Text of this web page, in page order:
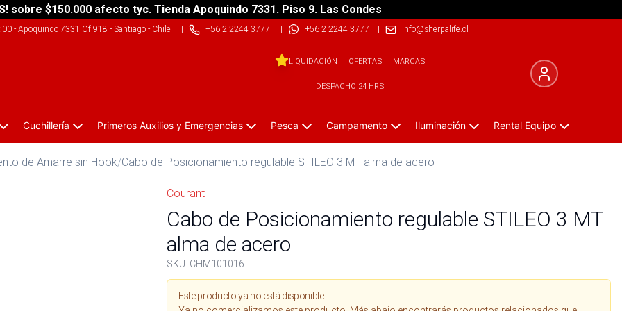
sobre $150.000 afecto tyc. Tienda Apoquindo 7331. Piso 9. Las Condes
- Apoquindo 7331 Of 918 - Santiago - Chile| +56 2 2244 3777 | +56 2 2244 3777 | info@sherpalife.cl
LIQUIDACIÓN OFERTAS MARCAS
DESPACHO 24 HRS
Cuchillería Primeros Auxilios y Emergencias Pesca Campamento Iluminación Rental Equipo
de Amarre sin Hook/Cabo de Posicionamiento regulable STILEO 3 MT alma de acero
Courant
Cabo de Posicionamiento regulable STILEO 3 MT
alma de acero
SKU: CHM101016
Este producto ya no está disponible